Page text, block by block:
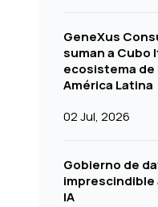
GeneXus
suman a Cubo
ecosistema
América Latina
02 Jul, 2026
Gobierno de
IA